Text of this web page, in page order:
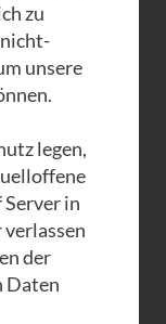
- !
Sehnsucht
groß. Der
zu
unsere
legen,
in
der
Daten